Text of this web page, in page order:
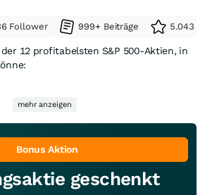
Follower 999+ Beiträge 5.043
12 profitabelsten S&P 500-Aktien, in
profitable-sp-500-stocks-to-invest-
mehr anzeigen
Bonus Aktion
geschenkt